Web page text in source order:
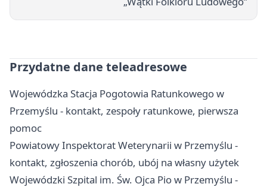
Przydatne dane teleadresowe
Wojewódzka Stacja Pogotowia Ratunkowego w
Przemyślu - kontakt, zespoły ratunkowe, pierwsza
pomoc
Powiatowy Inspektorat Weterynarii w Przemyślu -
kontakt, zgłoszenia chorób, ubój na własny użytek
Wojewódzki Szpital im. Św. Ojca Pio w Przemyślu -